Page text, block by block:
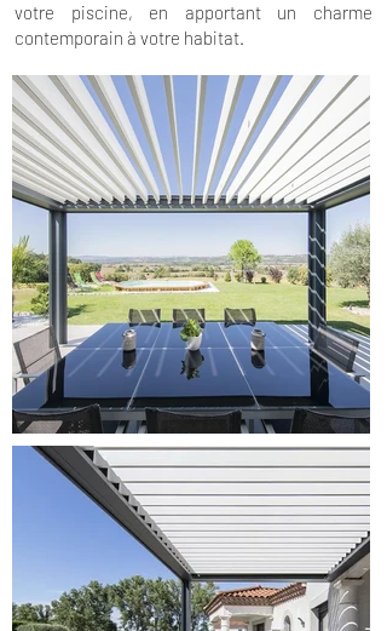
votre piscine, en apportant un charme
contemporain à votre habitat.